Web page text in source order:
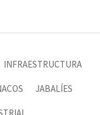
INFRAESTRUCTURA
JABALÍES